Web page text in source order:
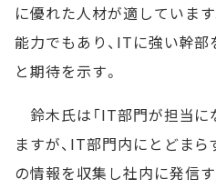
に優れた人材が適していま
能力でもあり、ITに強い幹部
と期待を示す。
鈴木氏は「IT部門が担当に
ますが、IT部門内にとどま
の情報を収集し社内に発信